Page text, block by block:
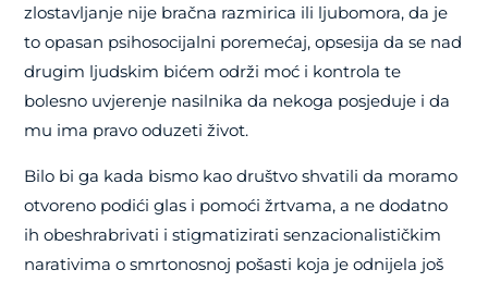
zlostavljanje nije bračna razmirica ili ljubomora, da je
to opasan psihosocijalni poremećaj, opsesija da se nad
drugim ljudskim bićem održi moć i kontrola te
bolesno uvjerenje nasilnika da nekoga posjeduje i da
mu ima pravo oduzeti život.
Bilo bi ga kada bismo kao društvo shvatili da moramo
otvoreno podići glas i pomoći žrtvama, a ne dodatno
ih obeshrabrivati i stigmatizirati senzacionalističkim
narativima o smrtonosnoj pošasti koja je odnijela još